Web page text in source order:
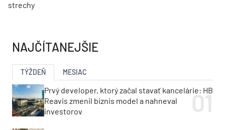
strechy
NAJČÍTANEJŠIE
TÝŽDEŇ MESIAC
Prvý developer, ktorý začal stavať kancelárie: HB
Reavis zmenil biznis model a nahneval
investorov